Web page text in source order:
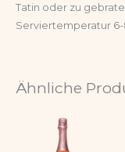
Tatin oder zu
Serviertemperatur 6-
Ähnliche